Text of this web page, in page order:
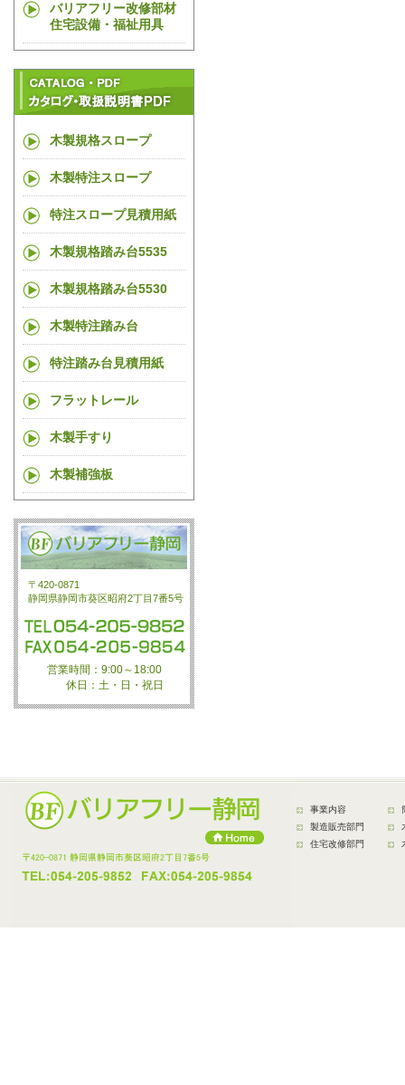
バリアフリー改修部材
住宅設備・福祉用具
木製規格スロープ
木製特注スロープ
特注スロープ見積用紙
木製規格踏み台5535
木製規格踏み台5530
木製特注踏み台
特注踏み台見積用紙
フラットレール
木製手すり
木製補強板
〒420-0871
静岡県静岡市葵区昭府2丁目7番5号
営業時間：9:00～18:00
休日：土・日・祝日
事業内容
製造販売部門
住宅改修部門